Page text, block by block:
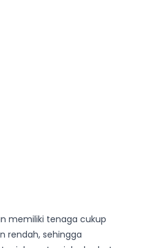
memiliki tenaga cukup
rendah, sehingga